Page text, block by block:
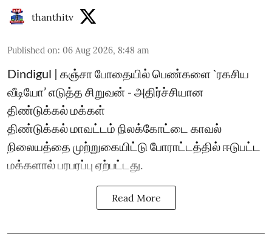
thanthitv
Published on: 06 Aug 2026, 8:48 am
Dindigul | கஞ்சா போதையில் பெண்களை `ரகசிய
வீடியோ’ எடுத்த சிறுவன் - அதிர்ச்சியான
திண்டுக்கல் மக்கள்
திண்டுக்கல் மாவட்டம் நிலக்கோட்டை காவல்
நிலையத்தை முற்றுகையிட்டு போராட்டத்தில் ஈடுபட்ட
மக்களால் பரபரப்பு ஏற்பட்டது.
Read More